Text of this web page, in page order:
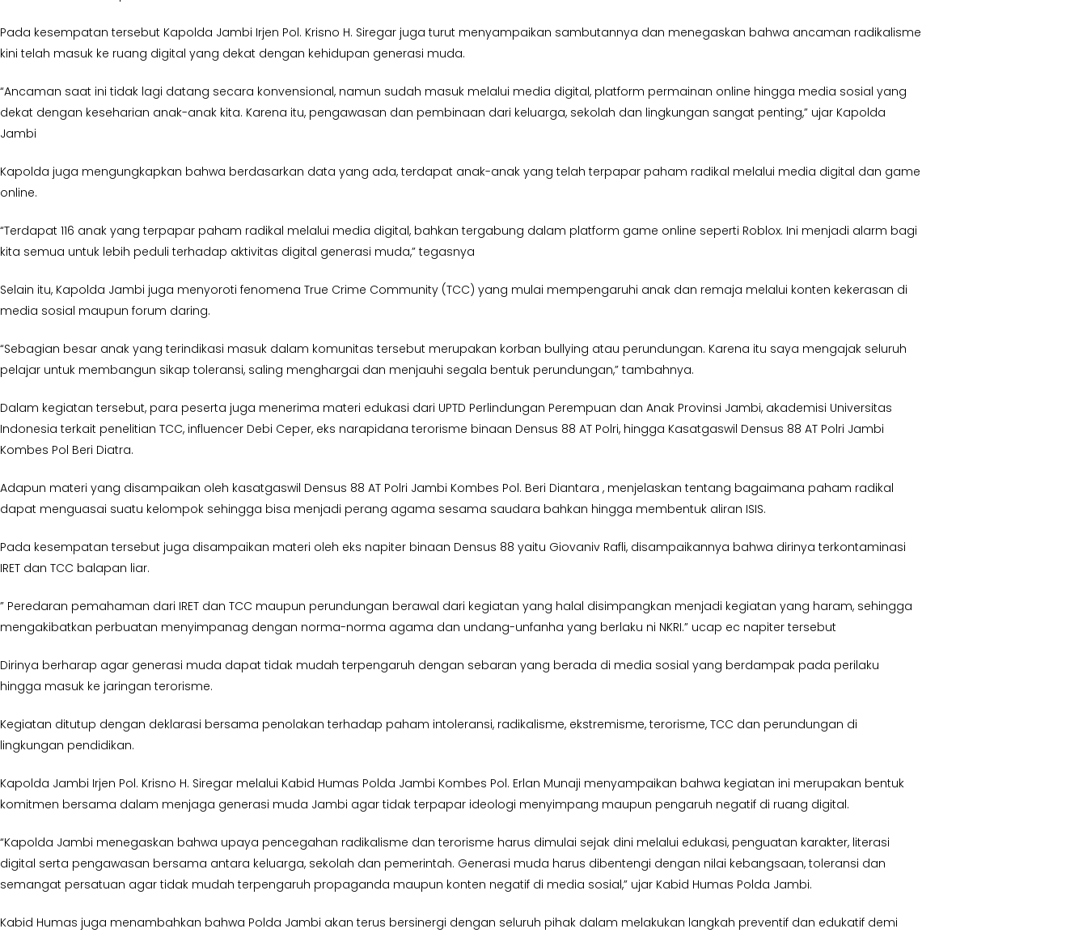
Pada kesempatan tersebut Kapolda Jambi Irjen Pol. Krisno H. Siregar juga turut menyampaikan sambutannya dan menegaskan bahwa ancaman radikalisme
kini telah masuk ke ruang digital yang dekat dengan kehidupan generasi muda.
“Ancaman saat ini tidak lagi datang secara konvensional, namun sudah masuk melalui media digital, platform permainan online hingga media sosial yang
dekat dengan keseharian anak-anak kita. Karena itu, pengawasan dan pembinaan dari keluarga, sekolah dan lingkungan sangat penting,” ujar Kapolda
Jambi
Kapolda juga mengungkapkan bahwa berdasarkan data yang ada, terdapat anak-anak yang telah terpapar paham radikal melalui media digital dan game
online.
“Terdapat 116 anak yang terpapar paham radikal melalui media digital, bahkan tergabung dalam platform game online seperti Roblox. Ini menjadi alarm bagi
kita semua untuk lebih peduli terhadap aktivitas digital generasi muda,” tegasnya
Selain itu, Kapolda Jambi juga menyoroti fenomena True Crime Community (TCC) yang mulai mempengaruhi anak dan remaja melalui konten kekerasan di
media sosial maupun forum daring.
“Sebagian besar anak yang terindikasi masuk dalam komunitas tersebut merupakan korban bullying atau perundungan. Karena itu saya mengajak seluruh
pelajar untuk membangun sikap toleransi, saling menghargai dan menjauhi segala bentuk perundungan,” tambahnya.
Dalam kegiatan tersebut, para peserta juga menerima materi edukasi dari UPTD Perlindungan Perempuan dan Anak Provinsi Jambi, akademisi Universitas
Indonesia terkait penelitian TCC, influencer Debi Ceper, eks narapidana terorisme binaan Densus 88 AT Polri, hingga Kasatgaswil Densus 88 AT Polri Jambi
Kombes Pol Beri Diatra.
Adapun materi yang disampaikan oleh kasatgaswil Densus 88 AT Polri Jambi Kombes Pol. Beri Diantara , menjelaskan tentang bagaimana paham radikal
dapat menguasai suatu kelompok sehingga bisa menjadi perang agama sesama saudara bahkan hingga membentuk aliran ISIS.
Pada kesempatan tersebut juga disampaikan materi oleh eks napiter binaan Densus 88 yaitu Giovaniv Rafli, disampaikannya bahwa dirinya terkontaminasi
IRET dan TCC balapan liar.
” Peredaran pemahaman dari IRET dan TCC maupun perundungan berawal dari kegiatan yang halal disimpangkan menjadi kegiatan yang haram, sehingga
mengakibatkan perbuatan menyimpanag dengan norma-norma agama dan undang-unfanha yang berlaku ni NKRI.” ucap ec napiter tersebut
Dirinya berharap agar generasi muda dapat tidak mudah terpengaruh dengan sebaran yang berada di media sosial yang berdampak pada perilaku
hingga masuk ke jaringan terorisme.
Kegiatan ditutup dengan deklarasi bersama penolakan terhadap paham intoleransi, radikalisme, ekstremisme, terorisme, TCC dan perundungan di
lingkungan pendidikan.
Kapolda Jambi Irjen Pol. Krisno H. Siregar melalui Kabid Humas Polda Jambi Kombes Pol. Erlan Munaji menyampaikan bahwa kegiatan ini merupakan bentuk
komitmen bersama dalam menjaga generasi muda Jambi agar tidak terpapar ideologi menyimpang maupun pengaruh negatif di ruang digital.
“Kapolda Jambi menegaskan bahwa upaya pencegahan radikalisme dan terorisme harus dimulai sejak dini melalui edukasi, penguatan karakter, literasi
digital serta pengawasan bersama antara keluarga, sekolah dan pemerintah. Generasi muda harus dibentengi dengan nilai kebangsaan, toleransi dan
semangat persatuan agar tidak mudah terpengaruh propaganda maupun konten negatif di media sosial,” ujar Kabid Humas Polda Jambi.
Kabid Humas juga menambahkan bahwa Polda Jambi akan terus bersinergi dengan seluruh pihak dalam melakukan langkah preventif dan edukatif demi